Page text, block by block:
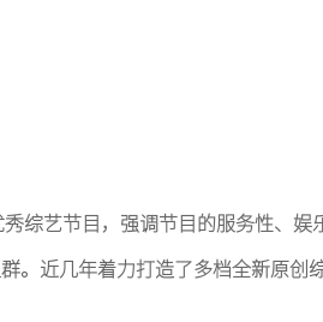
四川卫视
综艺节目，强调节目的服务性、
近几年着力打造了多档全新原创